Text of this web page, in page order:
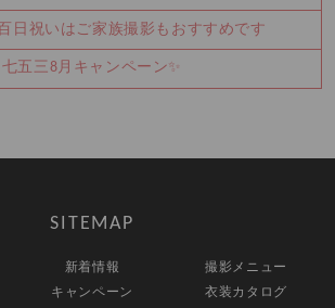
日祝いはご家族撮影もおすすめです
七五三8月キャンペーン✨
SITEMAP
新着情報
撮影メニュー
キャンペーン
衣装カタログ